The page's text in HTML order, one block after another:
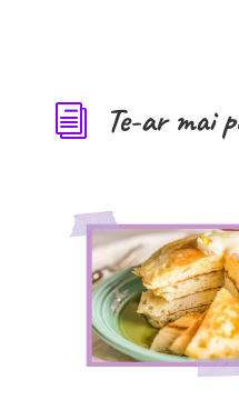
i Te-ar mai